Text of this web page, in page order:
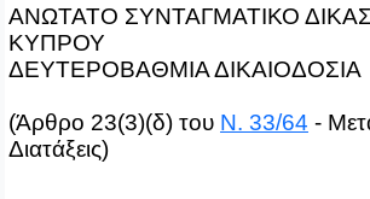
ΑΝΩΤΑΤΟ ΣΥΝΤΑΓΜΑΤΙΚΟ
ΚΥΠΡΟΥ
ΔΕΥΤΕΡΟΒΑΘΜΙΑ ΔΙΚΑΙΟΔΟΣΙΑ
(Άρθρο 23(3)(δ) του Ν. 33/64 -
Διατάξεις)